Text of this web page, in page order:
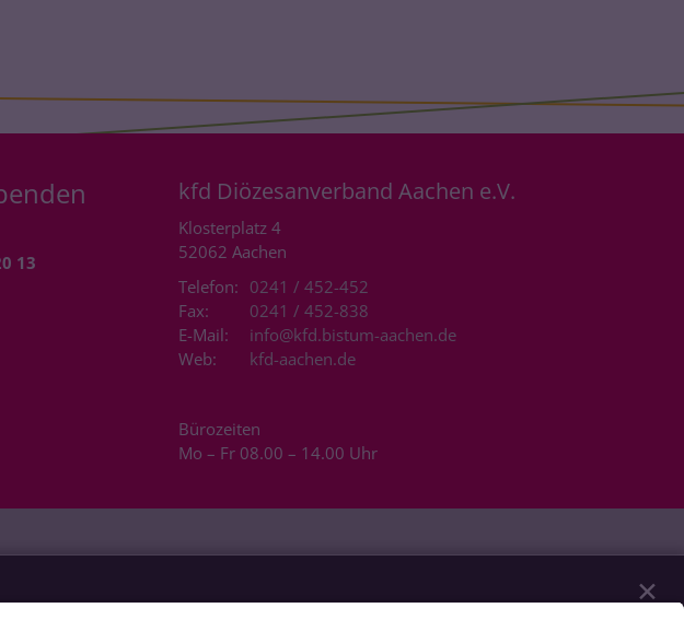
✕
13
kfd Diözesanverband Aachen e.V.
Klosterplatz 4
52062 Aachen
Telefon: 0241 / 452-452
Fax:
0241 / 452-838
E-Mail:
info@kfd.bistum-aachen.de
Web:
kfd-aachen.de
Bürozeiten
Mo – Fr 08.00 – 14.00 Uhr